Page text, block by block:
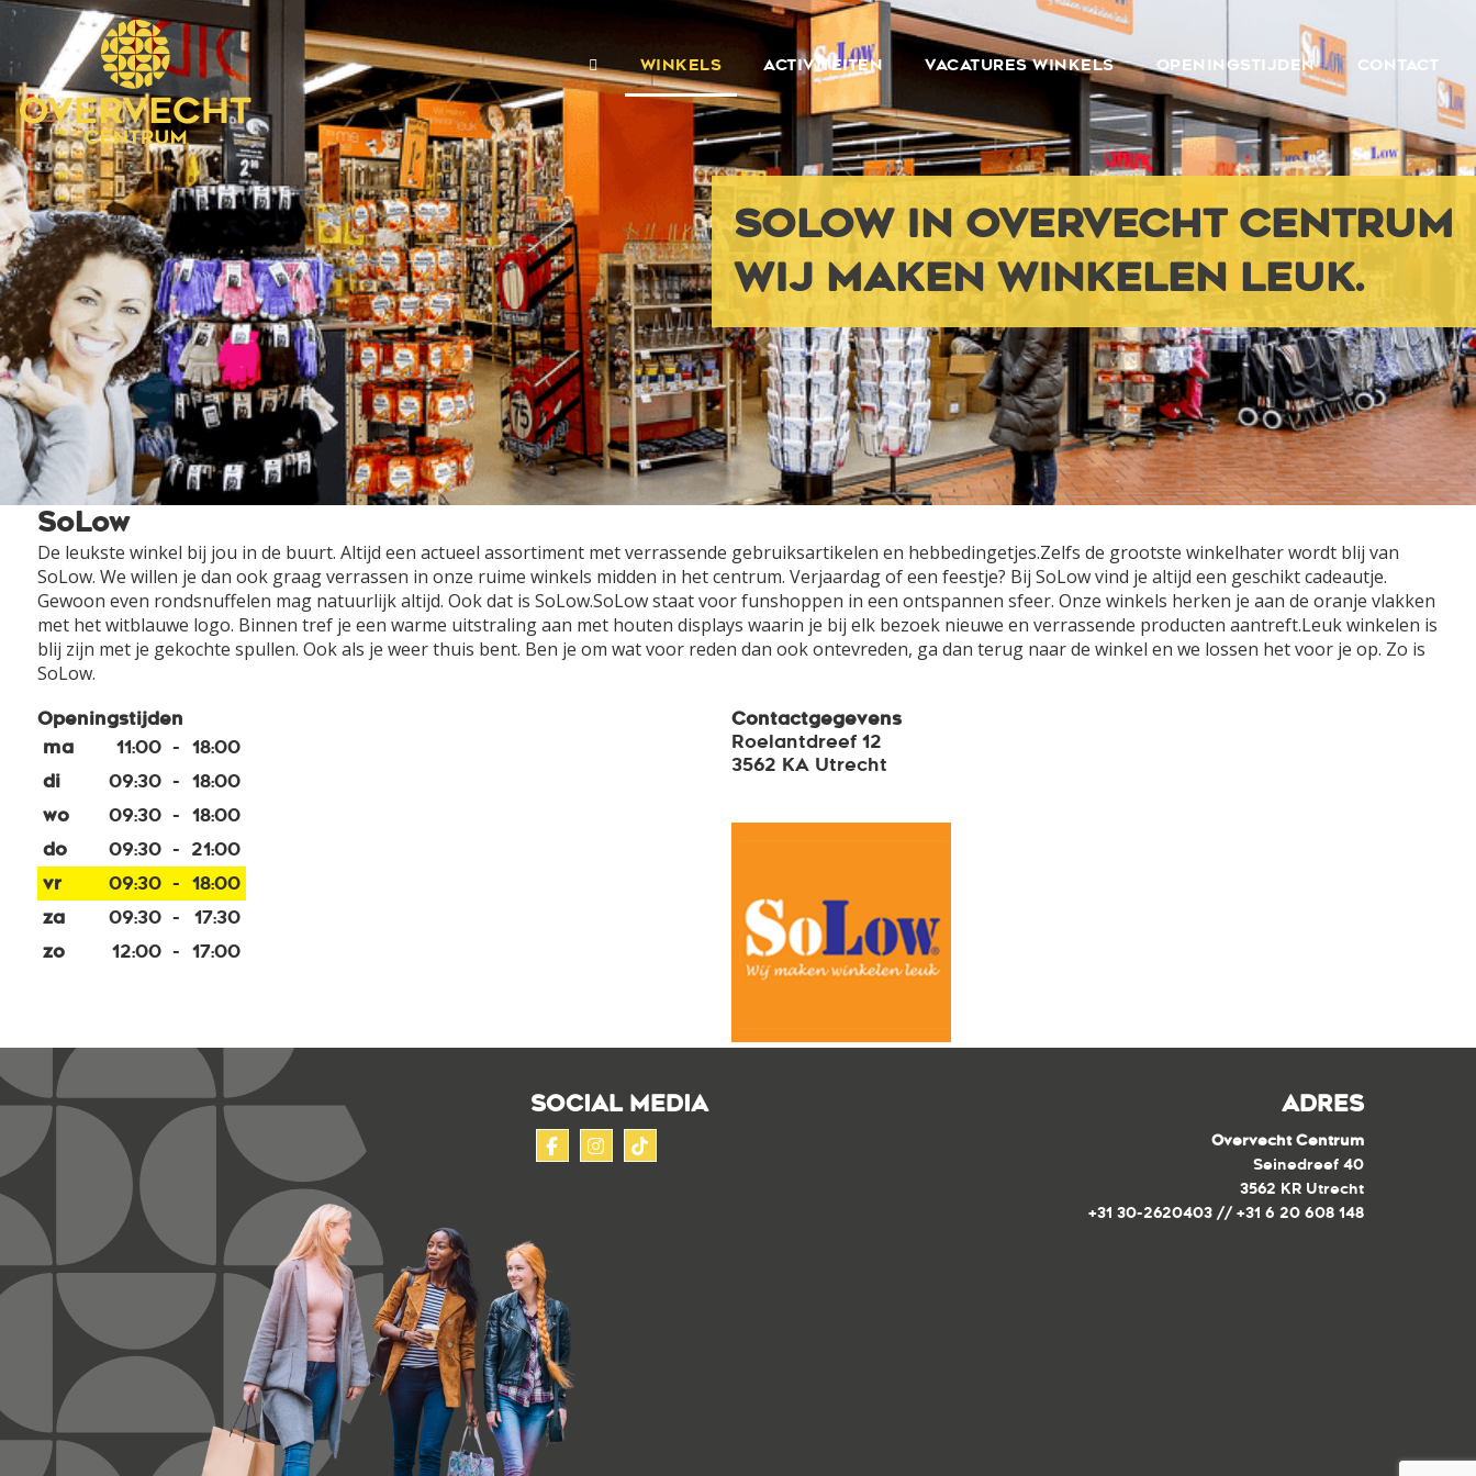
WINKELS ACTIVITEITEN VACATURES WINKELS OPENINGSTIJDEN CONTACT
SOLOW IN OVERVECHT CENTRUM
WIJ MAKEN WINKELEN LEUK.
SoLow
De leukste winkel bij jou in de buurt. Altijd een actueel assortiment met verrassende gebruiksartikelen en hebbedingetjes.Zelfs de grootste winkelhater wordt blij van
SoLow. We willen je dan ook graag verrassen in onze ruime winkels midden in het centrum. Verjaardag of een feestje? Bij SoLow vind je altijd een geschikt cadeautje.
Gewoon even rondsnuffelen mag natuurlijk altijd. Ook dat is SoLow.SoLow staat voor funshoppen in een ontspannen sfeer. Onze winkels herken je aan de oranje vlakken
met het witblauwe logo. Binnen tref je een warme uitstraling aan met houten displays waarin je bij elk bezoek nieuwe en verrassende producten aantreft.Leuk winkelen is
blij zijn met je gekochte spullen. Ook als je weer thuis bent. Ben je om wat voor reden dan ook ontevreden, ga dan terug naar de winkel en we lossen het voor je op. Zo is
SoLow.
Openingstijden
ma
11:00 - 18:00
di
09:30 - 18:00
wo
09:30 - 18:00
do
09:30 - 21:00
vr
09:30 - 18:00
za
09:30 -
17:30
zo
12:00 - 17:00
Contactgegevens
Roelantdreef 12
3562 KA Utrecht
SOCIAL MEDIA ADRES
Overvecht Centrum
Seinedreef 40
3562 KR Utrecht
+31 30-2620403 // +31 6 20 608 148